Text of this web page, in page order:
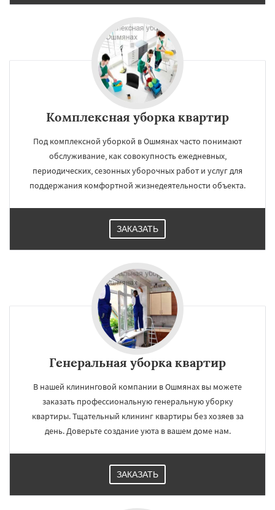
Комплексная уборка квартир
Под комплексной уборкой в Ошмянах часто понимают
обслуживание, как совокупность ежедневных,
периодических, сезонных уборочных работ и услуг для
поддержания комфортной жизнедеятельности объекта.
ЗАКАЗАТЬ
Генеральная уборка квартир
В нашей клининговой компании в Ошмянах вы можете
заказать профессиональную генеральную уборку
квартиры. Тщательный клининг квартиры без хозяев за
день. Доверьте создание уюта в вашем доме нам.
ЗАКАЗАТЬ